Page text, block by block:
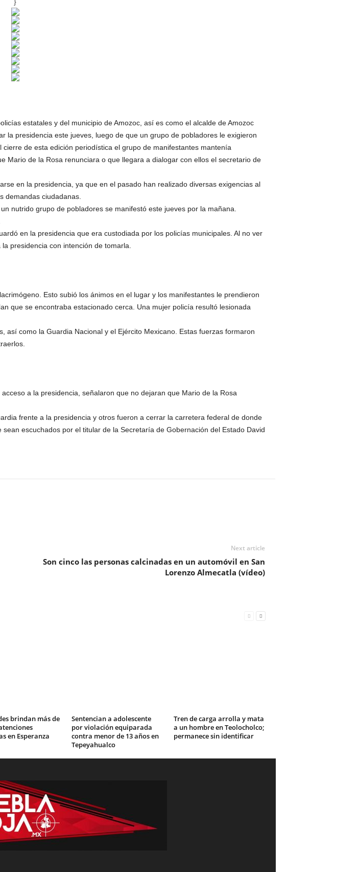
estatales y del municipio de Amozoc, así es como el alcalde de Amozoc
la presidencia este jueves, luego de que un grupo de pobladores le exigieron
de esta edición periodística el grupo de manifestantes mantenía
de la Rosa renunciara o que llegara a dialogar con ellos el secretario de
en la presidencia, ya que en el pasado han realizado diversas exigencias al
demandas ciudadanas.
nutrido grupo de pobladores se manifestó este jueves por la mañana.
en la presidencia que era custodiada por los policías municipales. Al no ver
presidencia con intención de tomarla.
Esto subió los ánimos en el lugar y los manifestantes le prendieron
que se encontraba estacionado cerca. Una mujer policía resultó lesionada
como la Guardia Nacional y el Ejército Mexicano. Estas fuerzas formaron
a la presidencia, señalaron que no dejaran que Mario de la Rosa
frente a la presidencia y otros fueron a cerrar la carretera federal de donde
escuchados por el titular de la Secretaría de Gobernación del Estado David
Next article
Son cinco las personas calcinadas en un automóvil en San
Lorenzo Almecatla (vídeo)
brindan más de
en Esperanza
Sentencian a adolescente
por violación equiparada
contra menor de 13 años en
Tepeyahualco
Tren de carga arrolla y mata
a un hombre en Teolocholco;
permanece sin identificar